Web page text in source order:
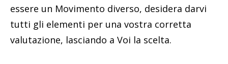
essere un Movimento diverso, desidera darvi
tutti gli elementi per una vostra corretta
valutazione, lasciando a Voi la scelta.